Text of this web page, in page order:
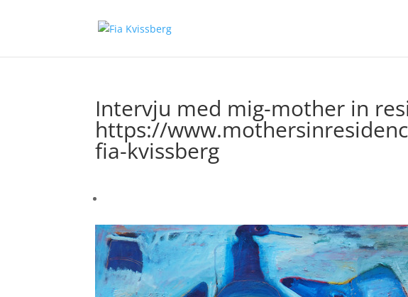
Intervju med mig-mother in
https://
fia-kvissberg